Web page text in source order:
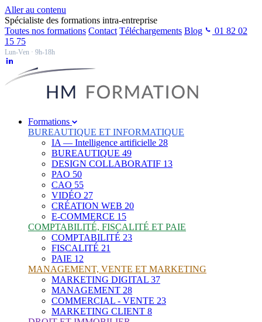
Aller au contenu
Spécialiste des formations intra-entreprise
Toutes nos formations Contact Téléchargements Blog
01 82 02
15 75
Lun-Ven · 9h-18h
Formations
BUREAUTIQUE ET INFORMATIQUE
IA — Intelligence artificielle 28
BUREAUTIQUE 49
DESIGN COLLABORATIF 13
PAO 50
CAO 55
VIDÉO 27
CRÉATION WEB 20
E-COMMERCE 15
COMPTABILITÉ, FISCALITÉ ET PAIE
COMPTABILITÉ 23
FISCALITÉ 21
PAIE 12
MANAGEMENT, VENTE ET MARKETING
MARKETING DIGITAL 37
MANAGEMENT 28
COMMERCIAL - VENTE 23
MARKETING CLIENT 8